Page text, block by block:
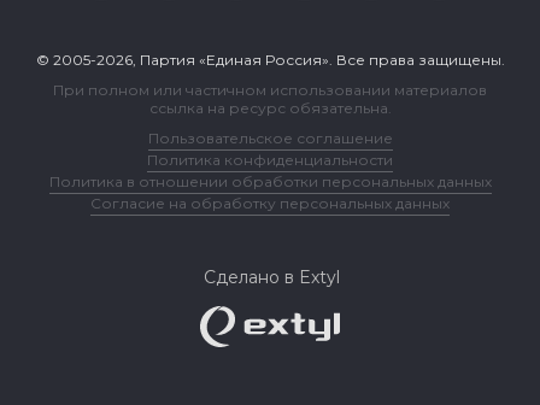
© 2005-2026, Партия «Единая Россия». Все права защищены.
При полном или частичном использовании материалов
ссылка на ресурс обязательна.
Пользовательское соглашение
Политика конфиденциальности
Политика в отношении обработки персональных данных
Согласие на обработку персональных данных
Сделано в Extyl